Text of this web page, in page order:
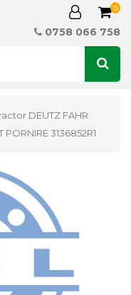
0
0758 066 758
DEUTZ FAHR
3136852R1